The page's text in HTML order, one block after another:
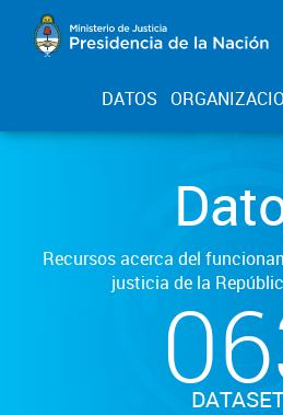
DATOS
Recursos acerca del
justicia de la